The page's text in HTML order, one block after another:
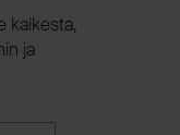
kaikesta,
ja